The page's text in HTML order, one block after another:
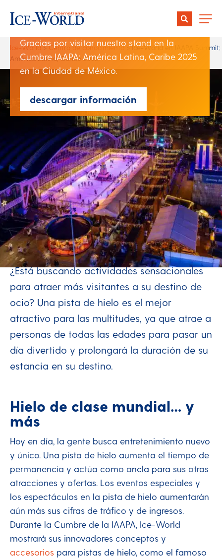
Ice-World>Centro de conocimiento>Ice-World en IAAPA Summit:
América Latina, Caribe 2025
el Caribe 2025
Gracias por visitar nuestro stand en la
Cumbre IAAPA: América Latina, Caribe 2025
en la Ciudad de México.
descargar información
Author:
Christiene Bouwens
Date:
07 March 2025
Compartir:
Mantente conectado -
extiende tu temporada
¿Está buscando actividades sensacionales
para atraer más visitantes a su destino de
ocio? Una pista de hielo es el mejor
atractivo para las multitudes, ya que atrae a
personas de todas las edades para pasar un
día divertido y prolongará la duración de su
estancia en su destino.
Hielo de clase mundial… y
más
Hoy en día, la gente busca entretenimiento nuevo
y único. Una pista de hielo aumenta el tiempo de
permanencia y actúa como ancla para sus otras
atracciones y ofertas. Los eventos especiales y
los espectáculos en la pista de hielo aumentarán
aún más sus cifras de tráfico y de ingresos.
Durante la Cumbre de la IAAPA, Ice-World
mostrará sus innovadores conceptos y
accesorios para pistas de hielo, como el famoso